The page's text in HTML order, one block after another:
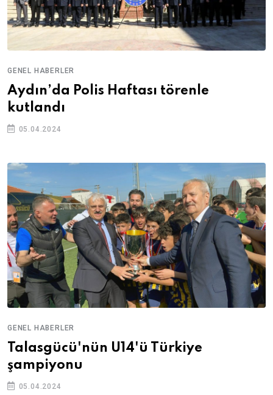
GENEL HABERLER
Aydın’da Polis Haftası törenle
kutlandı
05.04.2024
GENEL HABERLER
Talasgücü'nün U14'ü Türkiye
şampiyonu
05.04.2024